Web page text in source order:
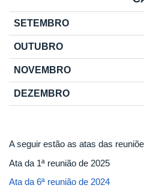
SETEMBRO
OUTUBRO
NOVEMBRO
DEZEMBRO
A seguir estão as atas das
Ata da 1ª reunião de 2025
Ata da 6ª reunião de 2024